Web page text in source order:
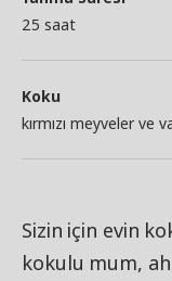
25 saat
Koku
kırmızı meyveler ve
Sizin için evin
kokulu mum,